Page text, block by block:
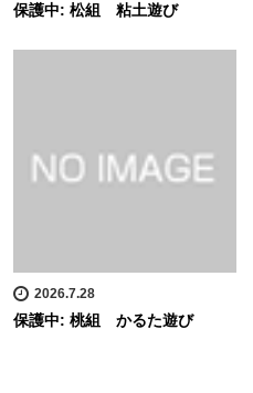
保護中: 松組 粘土遊び
2026.7.28
保護中: 桃組 かるた遊び